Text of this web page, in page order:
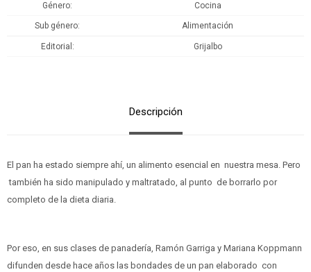
Género Cocina
Sub género Alimentación
Editorial Grijalbo
Descripción
El pan ha estado siempre ahí, un alimento esencial en nuestra mesa. Pero
también ha sido manipulado y maltratado, al punto de borrarlo por
completo de la dieta diaria.
Por eso, en sus clases de panadería, Ramón Garriga y Mariana Koppmann
difunden desde hace años las bondades de un pan elaborado con